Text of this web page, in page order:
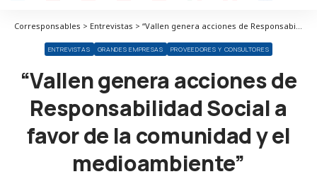
Corresponsables > Entrevistas > “Vallen genera acciones de Responsabilidad Social a favor de la comunidad y el medioambiente”
ENTREVISTAS GRANDES EMPRESAS PROVEEDORES Y CONSULTORES
“Vallen genera acciones de
Responsabilidad Social a
favor de la comunidad y el
medioambiente”